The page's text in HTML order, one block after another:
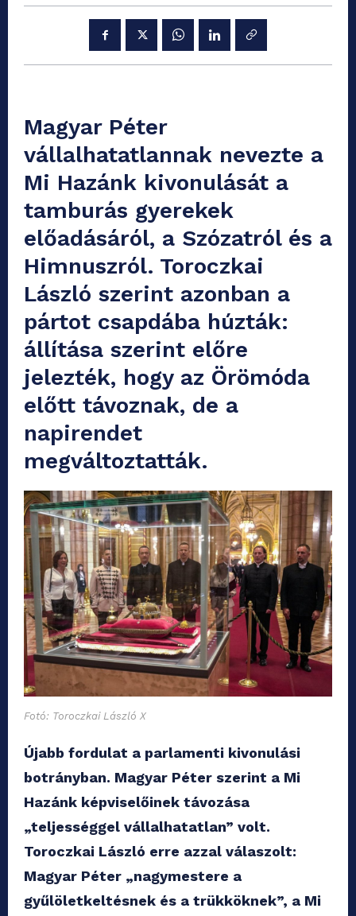
Magyar Péter
vállalhatatlannak nevezte a
Mi Hazánk kivonulását a
tamburás gyerekek
előadásáról, a Szózatról és a
Himnuszról. Toroczkai
László szerint azonban a
pártot csapdába húzták:
állítása szerint előre
jelezték, hogy az Örömóda
előtt távoznak, de a
napirendet
megváltoztatták.
Fotó: Toroczkai László X
Újabb fordulat a parlamenti kivonulási
botrányban. Magyar Péter szerint a Mi
Hazánk képviselőinek távozása
„teljességgel vállalhatatlan” volt.
Toroczkai László erre azzal válaszolt:
Magyar Péter „nagymestere a
gyűlöletkeltésnek és a trükköknek”, a Mi